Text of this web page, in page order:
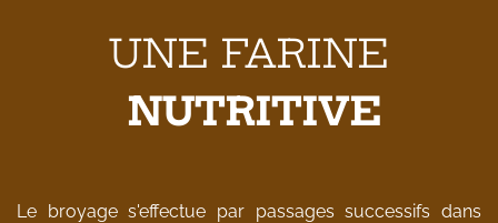
UNE FARINE
NUTRITIVE
Le broyage s'effectue par passages successifs dans